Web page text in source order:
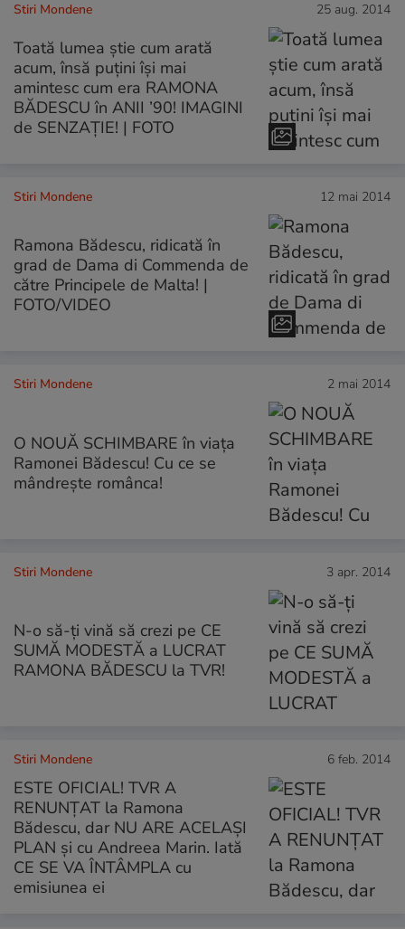
Stiri Mondene 25 aug. 2014
Toată lumea ştie cum arată
acum, însă puţini îşi mai
amintesc cum era RAMONA
BĂDESCU în ANII ’90! IMAGINI
de SENZAȚIE! | FOTO
Stiri Mondene 12 mai 2014
Ramona Bădescu, ridicată în
grad de Dama di Commenda de
către Principele de Malta! |
FOTO/VIDEO
Stiri Mondene 2 mai 2014
O NOUĂ SCHIMBARE în viaţa
Ramonei Bădescu! Cu ce se
mândreşte românca!
Stiri Mondene 3 apr. 2014
N-o să-ţi vină să crezi pe CE
SUMĂ MODESTĂ a LUCRAT
RAMONA BĂDESCU la TVR!
Stiri Mondene 6 feb. 2014
ESTE OFICIAL! TVR A
RENUNŢAT la Ramona
Bădescu, dar NU ARE ACELAŞI
PLAN şi cu Andreea Marin. Iată
CE SE VA ÎNTÂMPLA cu
emisiunea ei